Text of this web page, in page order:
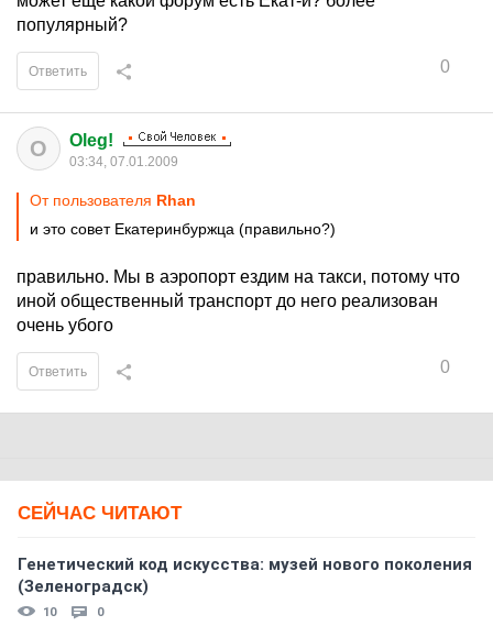
популярный?
0
Ответить
O Oleg!
03:34, 07.01.2009
От пользователя Rhan
и это совет Екатеринбуржца (правильно?)
правильно. Мы в аэропорт ездим на такси, потому что
иной общественный транспорт до него реализован
очень убого
0
Ответить
СЕЙЧАС ЧИТАЮТ
Генетический код искусства: музей нового поколения
(Зеленоградск)
10 0